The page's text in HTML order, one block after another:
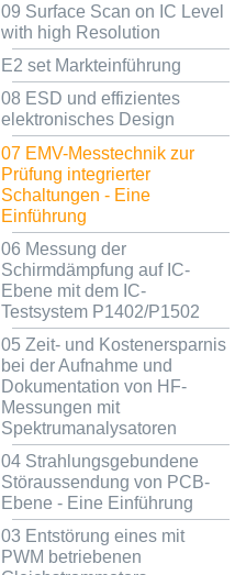
09 Surface Scan on IC Level
with high Resolution
E2 set Markteinführung
08 ESD und effizientes
elektronisches Design
07 EMV-Messtechnik zur
Prüfung integrierter
Schaltungen - Eine
Einführung
06 Messung der
Schirmdämpfung auf IC-
Ebene mit dem IC-
Testsystem P1402/P1502
05 Zeit- und Kostenersparnis
bei der Aufnahme und
Dokumentation von HF-
Messungen mit
Spektrumanalysatoren
04 Strahlungsgebundene
Störaussendung von PCB-
Ebene - Eine Einführung
03 Entstörung eines mit
PWM betriebenen